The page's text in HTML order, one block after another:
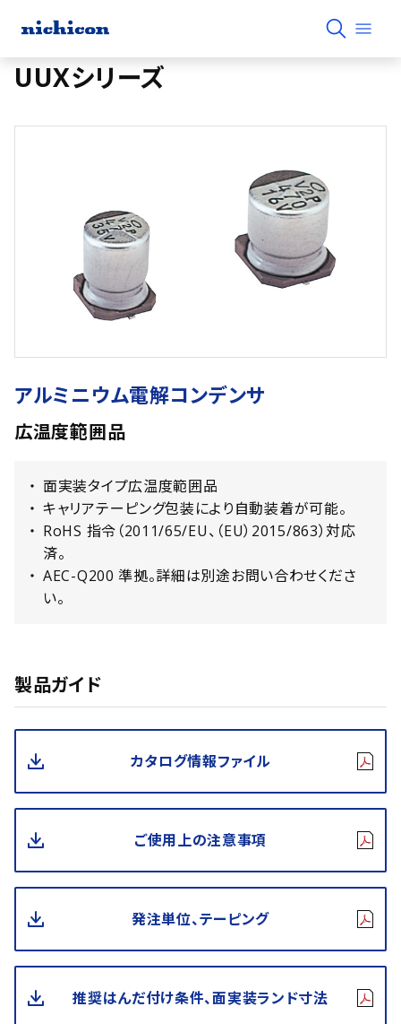
UUXシリーズ
アルミニウム電解コンデンサ
広温度範囲品
面実装タイプ広温度範囲品
キャリアテーピング包装により自動装着が可能。
RoHS 指令（2011/65/EU、（EU）2015/863）対応
済。
AEC-Q200 準拠。詳細は別途お問い合わせくださ
い。
製品ガイド
カタログ情報ファイル
ご使用上の注意事項
発注単位、テーピング
推奨はんだ付け条件、面実装ランド寸法